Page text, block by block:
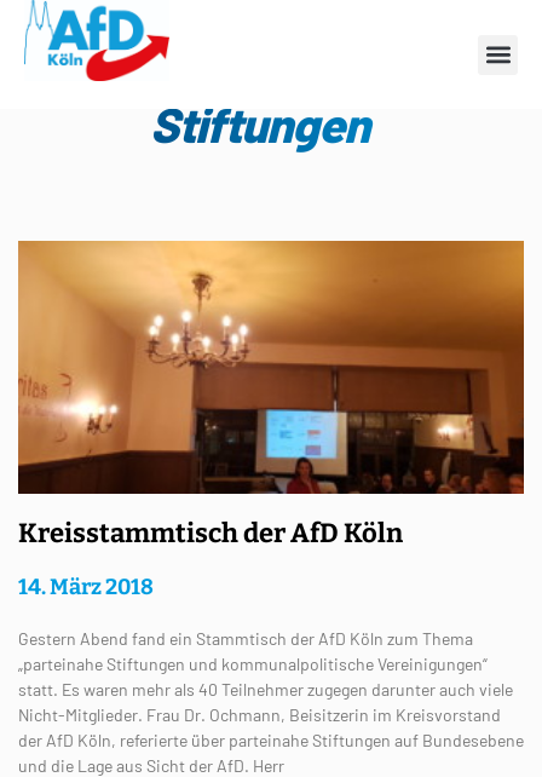
Schlagwort:
Stiftungen
Kreisstammtisch der AfD Köln
14. März 2018
Gestern Abend fand ein Stammtisch der AfD Köln zum Thema
„parteinahe Stiftungen und kommunalpolitische Vereinigungen“
statt. Es waren mehr als 40 Teilnehmer zugegen darunter auch viele
Nicht-Mitglieder. Frau Dr. Ochmann, Beisitzerin im Kreisvorstand
der AfD Köln, referierte über parteinahe Stiftungen auf Bundesebene
und die Lage aus Sicht der AfD. Herr